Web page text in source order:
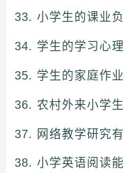
33. 小学生的课业
34. 学生的学习心
35. 学生的家庭作
36. 农村外来小学
37. 网络教学研究
38. 小学英语阅读